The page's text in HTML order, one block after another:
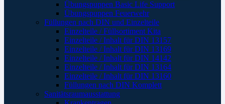
Übungspuppen Basic Life Support
Übungspuppen Feuerwehr
Füllungen nach DIN und Einzelteile
Einzelteile / Füllsortiment Kita
Einzelteile / Inhalt für DIN 13157
Einzelteile / Inhalt für DIN 13169
Einzelteile / Inhalt für DIN 14142
Einzelteile / Inhalt für DIN 13164
Einzelteile / Inhalt für DIN 13160
Füllungen nach DIN Komplett
Sanitätsraumausstattung